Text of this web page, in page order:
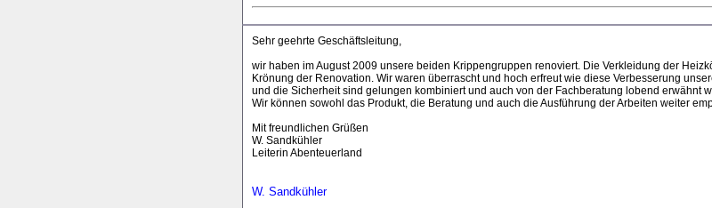
Sehr geehrte Geschäftsleitung,
wir haben im August 2009 unsere beiden Krippengruppen renoviert. Die Verkleidung der
Krönung der Renovation. Wir waren überrascht und hoch erfreut wie diese Verbesserung
und die Sicherheit sind gelungen kombiniert und auch von der Fachberatung lobend erwähnt
Wir können sowohl das Produkt, die Beratung und auch die Ausführung der Arbeiten weiter
Mit freundlichen Grüßen
W. Sandkühler
Leiterin Abenteuerland
W. Sandkühler